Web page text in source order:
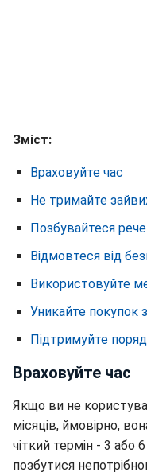
Зміст:
Враховуйте час
Не тримайте
Позбувайтеся
Відмовтеся від
Використовуйте
Уникайте покупок
Підтримуйте
Враховуйте час
Якщо ви не
місяців, ймовірно,
чіткий термін - 3 або
позбутися